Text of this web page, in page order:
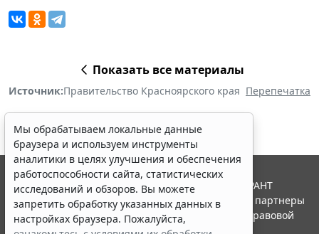
Показать все материалы
Источник:Правительство Красноярского края Перепечатка
Мы обрабатываем локальные данные
браузера и используем инструменты
аналитики в целях улучшения и обеспечения
работоспособности сайта, статистических
исследований и обзоров. Вы можете
запретить обработку указанных данных в
настройках браузера. Пожалуйста,
© ООО "НПП "ГАРАНТ-СЕРВИС", 2026. Система ГАРАНТ
выпускается с 1990 года. Компания "Гарант" и ее партнеры
являются участниками Российской ассоциации правовой
информации ГАРАНТ.